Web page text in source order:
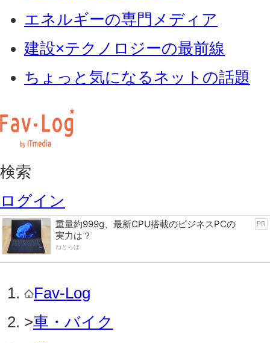
エネルギーの専門メディア
建設×テクノロジーの最前線
ちょっと気になるネットの話題
検索
ログイン
重量約999g、最新CPU搭載のビジネスPCの
実力は？
ねとらぼ
PR
Fav-Log
>車・バイク